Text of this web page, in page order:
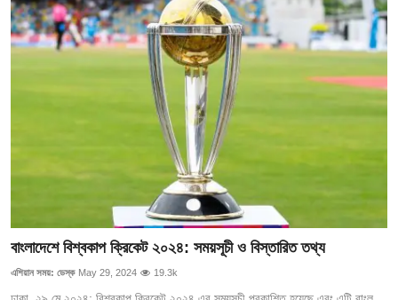
বাংলাদেশে বিশ্বকাপ ক্রিকেট ২০২৪: সময়সূচী ও বিস্তারিত তথ্য
এশিয়ান সময়: ডেস্ক May 29, 2024 19.3k